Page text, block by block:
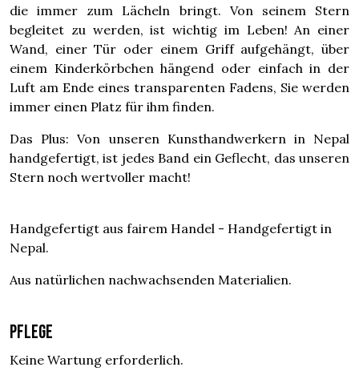
die immer zum Lächeln bringt. Von seinem Stern
begleitet zu werden, ist wichtig im Leben! An einer
Wand, einer Tür oder einem Griff aufgehängt, über
einem Kinderkörbchen hängend oder einfach in der
Luft am Ende eines transparenten Fadens, Sie werden
immer einen Platz für ihm finden.
Das Plus: Von unseren Kunsthandwerkern in Nepal
handgefertigt, ist jedes Band ein Geflecht, das unseren
Stern noch wertvoller macht!
Handgefertigt aus fairem Handel - Handgefertigt in
Nepal.
Aus natürlichen nachwachsenden Materialien.
Pflege
Keine Wartung erforderlich.